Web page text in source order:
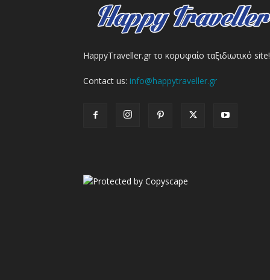
HappyTraveller.gr το κορυφαίο ταξιδιωτικό site!
Contact us: info@happytraveller.gr